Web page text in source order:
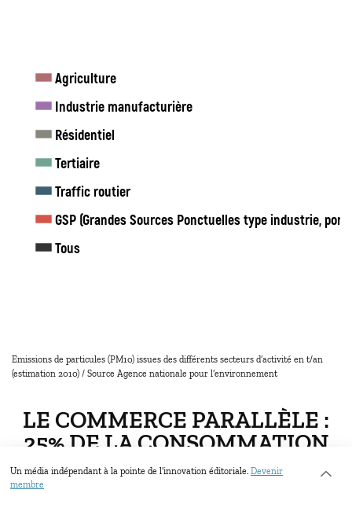
Agriculture
Industrie manufacturière
Résidentiel
Tertiaire
Traffic routier
GSP (Grandes Sources Ponctuelles type industrie,
Tous
Emissions de particules (PM10) issues des différents secteurs d’activité en t/an
(estimation 2010) / Source Agence nationale pour l’environnement
LE COMMERCE PARALLÈLE :
25% DE LA CONSOMMATION
NATIONALE
Un média indépendant à la pointe de l’innovation éditoriale. Devenir
membre